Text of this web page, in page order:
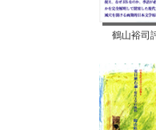
鶴山裕司